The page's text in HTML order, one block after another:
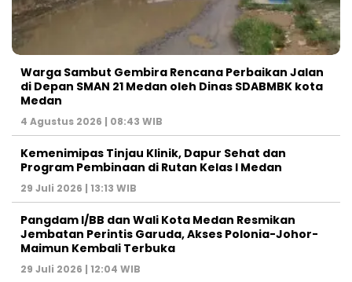
Warga Sambut Gembira Rencana Perbaikan Jalan
di Depan SMAN 21 Medan oleh Dinas SDABMBK kota
Medan
4 Agustus 2026 | 08:43 WIB
Kemenimipas Tinjau Klinik, Dapur Sehat dan
Program Pembinaan di Rutan Kelas I Medan
29 Juli 2026 | 13:13 WIB
Pangdam I/BB dan Wali Kota Medan Resmikan
Jembatan Perintis Garuda, Akses Polonia-Johor-
Maimun Kembali Terbuka
29 Juli 2026 | 12:04 WIB